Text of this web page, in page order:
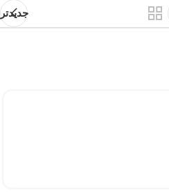
جدیدتر